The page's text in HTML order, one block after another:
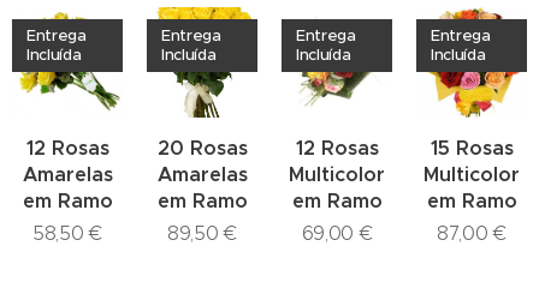
12 Rosas
Amarelas
em Ramo
Entrega
Incluída
58,50 €
20 Rosas
Amarelas
em Ramo
Entrega
Incluída
89,50 €
12 Rosas
Multicolor
em Ramo
Entrega
Incluída
69,00 €
15 Rosas
Multicolor
em Ramo
Entrega
Incluída
87,00 €